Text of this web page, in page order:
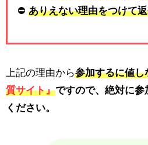
⛔ ありえない理由をつけて
上記の理由から参加するに値し
質サイト』ですので、 絶対に参
ください。